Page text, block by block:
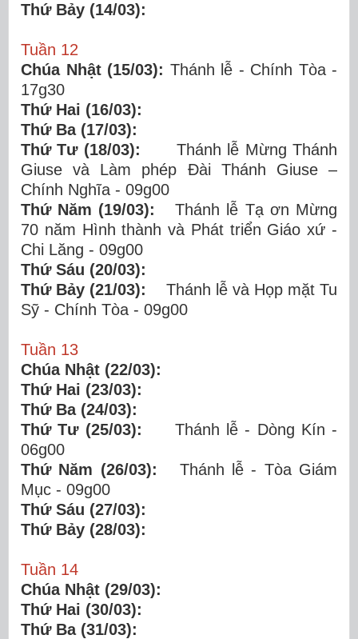
Thứ Bảy (14/03):
Tuần 12
Chúa Nhật (15/03): Thánh lễ - Chính Tòa -
17g30
Thứ Hai (16/03):
Thứ Ba (17/03):
Thứ Tư (18/03): Thánh lễ Mừng Thánh
Giuse và Làm phép Đài Thánh Giuse –
Chính Nghĩa - 09g00
Thứ Năm (19/03):
Thánh lễ Tạ ơn Mừng
70 năm Hình thành và Phát triển Giáo xứ -
Chi Lăng - 09g00
Thứ Sáu (20/03):
Thứ Bảy (21/03): Thánh lễ và Họp mặt Tu
Sỹ - Chính Tòa - 09g00
Tuần 13
Chúa Nhật (22/03):
Thứ Hai (23/03):
Thứ Ba (24/03):
Thứ Tư (25/03): Thánh lễ - Dòng Kín -
06g00
Thứ Năm (26/03): Thánh lễ - Tòa Giám
Mục - 09g00
Thứ Sáu (27/03):
Thứ Bảy (28/03):
Tuần 14
Chúa Nhật (29/03):
Thứ Hai (30/03):
Thứ Ba (31/03):